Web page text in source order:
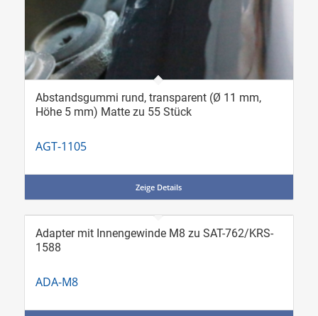
Abstandsgummi rund, transparent (Ø 11 mm,
Höhe 5 mm) Matte zu 55 Stück
AGT-1105
Zeige Details
Adapter mit Innengewinde M8 zu SAT-762/KRS-
1588
ADA-M8